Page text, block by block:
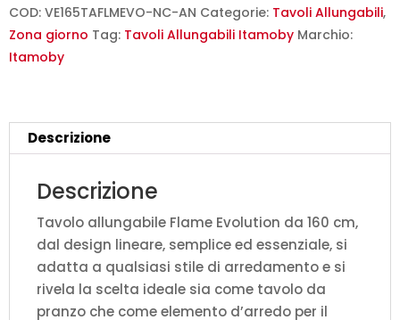
Flame
Evolution
noce
gambe
antracite
COD: VE165TAFLMEVO-NC-AN Categorie: Tavoli Allungabili,
Zona giorno Tag: Tavoli Allungabili Itamoby Marchio:
Itamoby
Descrizione
Descrizione
Tavolo allungabile Flame Evolution da 160 cm,
dal design lineare, semplice ed essenziale, si
adatta a qualsiasi stile di arredamento e si
rivela la scelta ideale sia come tavolo da
pranzo che come elemento d’arredo per il